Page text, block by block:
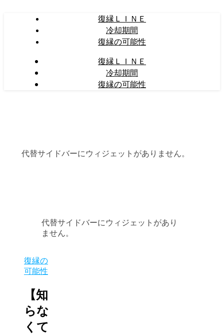
復縁ＬＩＮＥ
冷却期間
復縁の可能性
復縁ＬＩＮＥ
冷却期間
復縁の可能性
代替サイドバーにウィジェットがありません。
代替サイドバーにウィジェットがあり
ません。
復縁の
可能性
【知
らな
くて